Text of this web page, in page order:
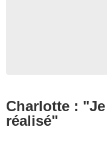
Charlotte :
réalisé"